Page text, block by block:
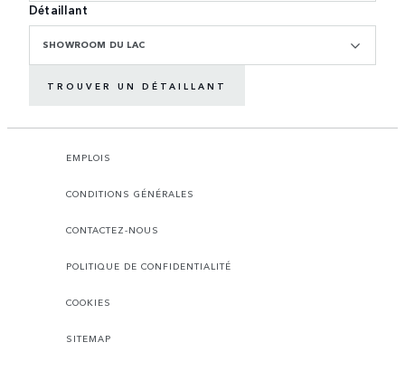
Détaillant
SHOWROOM DU LAC
TROUVER UN DÉTAILLANT
EMPLOIS
CONDITIONS GÉNÉRALES
CONTACTEZ-NOUS
POLITIQUE DE CONFIDENTIALITÉ
COOKIES
SITEMAP